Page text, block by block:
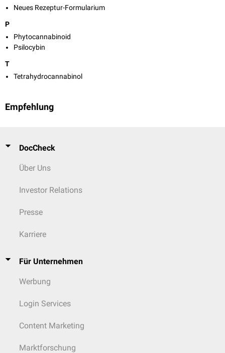
Neues Rezeptur-Formularium
P
Phytocannabinoid
Psilocybin
T
Tetrahydrocannabinol
Empfehlung
DocCheck
Über Uns
Investor Relations
Presse
Karriere
Für Unternehmen
Werbung
Login Services
Content Marketing
Marktforschung